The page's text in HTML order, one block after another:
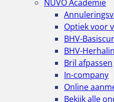
NUVO Academie
Optiek voor
BHV-
BHV-
Bril afpassen
In-company
Online
Bekijk alle